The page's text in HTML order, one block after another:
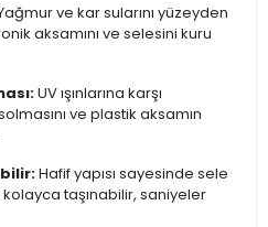
ve kar sularını yüzeyden
aksamını ve selesini kuru
UV ışınlarına karşı
ve plastik aksamın
Hafif yapısı sayesinde sele
taşınabilir, saniyeler